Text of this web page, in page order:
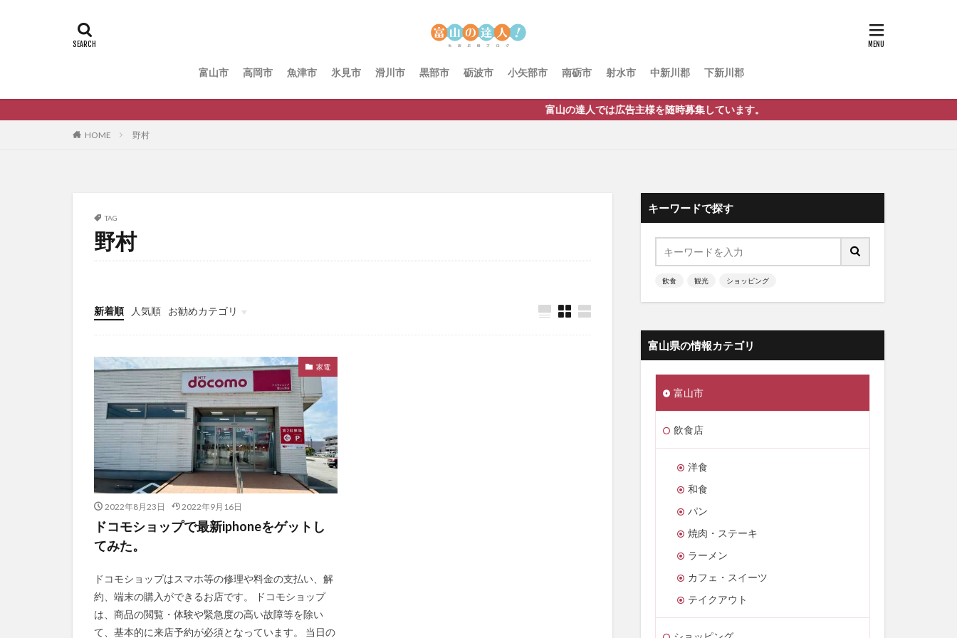
富山市 高岡市 魚津市 氷見市 滑川市 黒部市 砺波市 小矢部市 南砺市 射水市 中新川郡 下新川郡
富山の達人では広告主様を随時募集しています。
HOME 野村
TAG
野村
新着順 人気順
お勧めカテゴリ
未分類
家電
2022年8月23日 2022年9月16日
ドコモショップで最新iphoneをゲットし
てみた。
ドコモショップはスマホ等の修理や料金の支払い、解
約、端末の購入ができるお店です。 ドコモショップ
は、商品の閲覧・体験や緊急度の高い故障等を除い
て、基本的に来店予約が必須となっています。 当日の
キーワードで探す
飲食 観光 ショッピング
富山県の情報カテゴリ
富山市
飲食店
洋食
和食
パン
焼肉・ステーキ
ラーメン
カフェ・スイーツ
テイクアウト